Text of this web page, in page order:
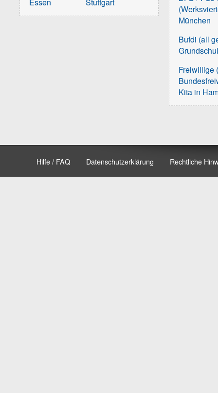
München
Bufdi (all
Freiwillige
Kita in
Hilfe / FAQ Datenschutzerklärung Rechtliche